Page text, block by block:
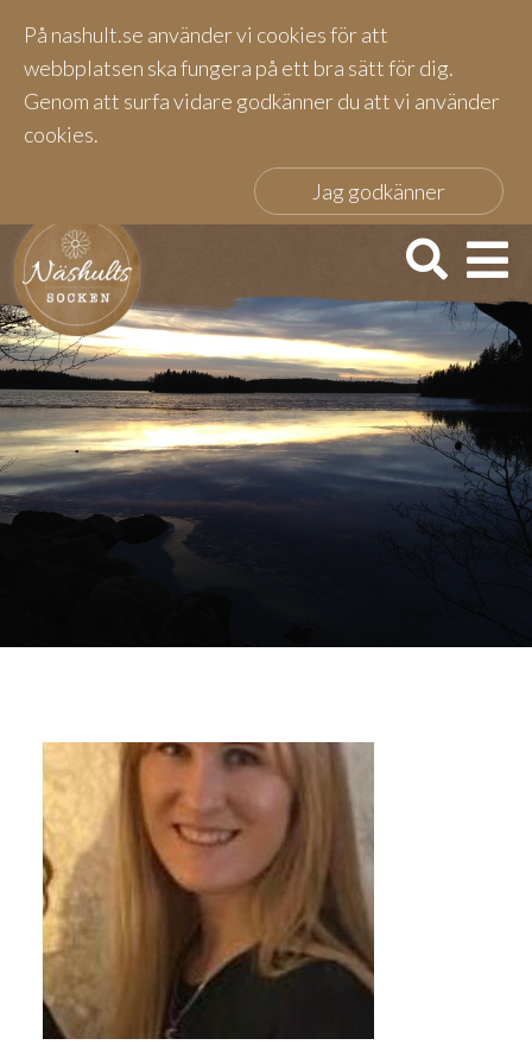
På nashult.se använder vi cookies för att
webbplatsen ska fungera på ett bra sätt för dig.
Genom att surfa vidare godkänner du att vi använder
cookies.
Jag godkänner